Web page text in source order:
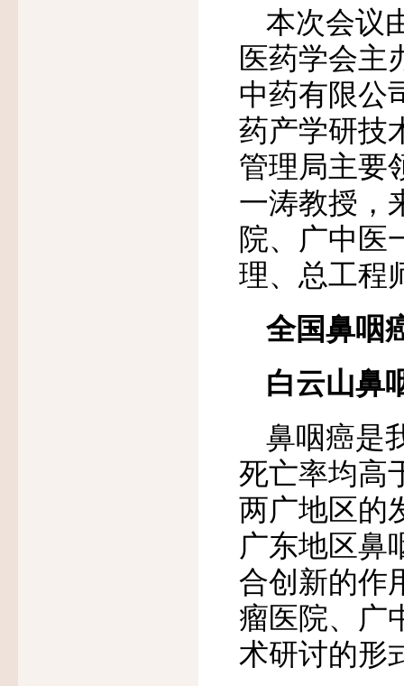
本次会议
医药学会主
中药有限公
药产学研技
管理局主要
一涛教授，
院、广中医
理、总工程
全国鼻咽
白云山鼻
鼻咽癌是
死亡率均高
两广地区的
广东地区鼻
合创新的作
瘤医院、广
术研讨的形